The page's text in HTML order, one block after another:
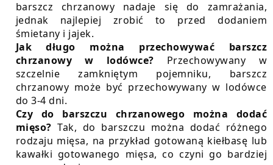
barszcz chrzanowy nadaje się do zamrażania,
jednak najlepiej zrobić to przed dodaniem
śmietany i jajek.
Jak długo można przechowywać barszcz
chrzanowy w lodówce? Przechowywany w
szczelnie zamkniętym pojemniku, barszcz
chrzanowy może być przechowywany w lodówce
do 3-4 dni.
Czy do barszczu chrzanowego można dodać
mięso? Tak, do barszczu można dodać różnego
rodzaju mięsa, na przykład gotowaną kiełbasę lub
kawałki gotowanego mięsa, co czyni go bardziej